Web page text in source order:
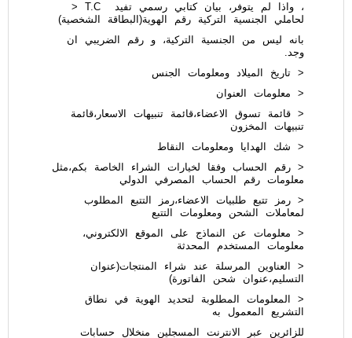
، واذا لم يتوفر، بيان كتابي رسمي تفيد T.C <
لحاملي الجنسية التركية رقم الهوية(البطاقة الشخصية)
بانه ليس من الجنسية التركية، و رقم الضريبي ان
وجد.
< تاريخ الميلاد ومعلومات الجنس
< معلومات العنوان
< قائمة تسوق الاعضاء،قائمة تنبيهات الاسعار،قائمة
تنبيهات المخزون
< شك الهدايا ومعلومات النقاط
< رقم الحساب وفقا لخيارات الشراء الخاصة بكم،مثل
معلومات رقم الحساب المصرفي الدولي
< رمز تتبع طلبيات الاعضاء،رمز التتبع المطلوب
لمعاملات الشحن ومعلومات التتبع
< معلومات عن النماذج على الموقع الالكتروني،
معلومات المستخدم المحدثة
< العناوين المرسلة عند شراء المنتجات(عنوان
التسليم،عنوان شحن الفاتورة)
< المعلومات المطلوبة لتحديد الهوية في نطاق
التشريع المعمول به
للزائرين عبر الانترنت المسجلين منخلال حسابات